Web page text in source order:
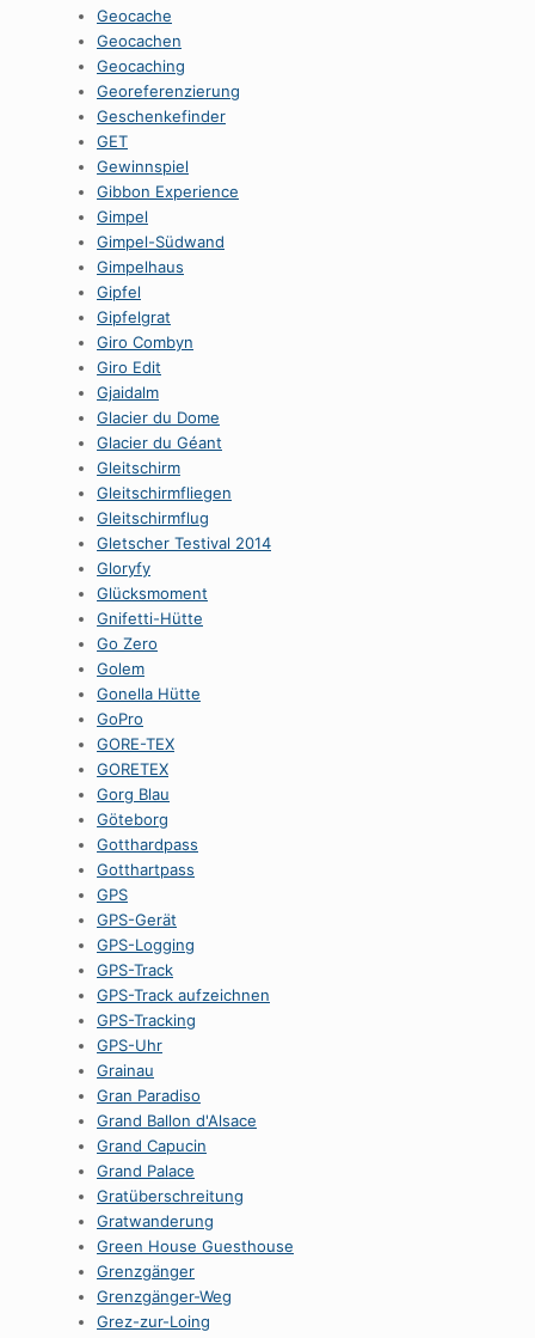
Geocache
Geocachen
Geocaching
Georeferenzierung
Geschenkefinder
GET
Gewinnspiel
Gibbon Experience
Gimpel
Gimpel-Südwand
Gimpelhaus
Gipfel
Gipfelgrat
Giro Combyn
Giro Edit
Gjaidalm
Glacier du Dome
Glacier du Géant
Gleitschirm
Gleitschirmfliegen
Gleitschirmflug
Gletscher Testival 2014
Gloryfy
Glücksmoment
Gnifetti-Hütte
Go Zero
Golem
Gonella Hütte
GoPro
GORE-TEX
GORETEX
Gorg Blau
Göteborg
Gotthardpass
Gotthartpass
GPS
GPS-Gerät
GPS-Logging
GPS-Track
GPS-Track aufzeichnen
GPS-Tracking
GPS-Uhr
Grainau
Gran Paradiso
Grand Ballon d'Alsace
Grand Capucin
Grand Palace
Gratüberschreitung
Gratwanderung
Green House Guesthouse
Grenzgänger
Grenzgänger-Weg
Grez-zur-Loing